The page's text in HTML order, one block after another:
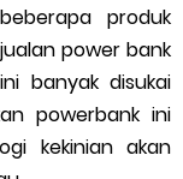
produk
power bank
banyak disukai
powerbank ini
kekinian akan